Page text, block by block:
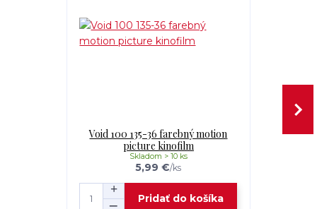
Void 100 135-36 farebný motion
picture kinofilm
5,99 €/ks
Skladom > 10 ks
Pridať do košíka
Void